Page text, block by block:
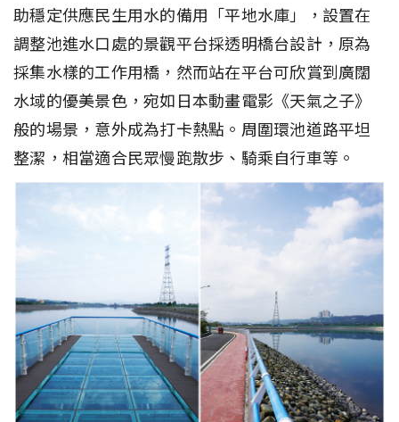
助穩定供應民生用水的備用「平地水庫」，設置在
調整池進水口處的景觀平台採透明橋台設計，原為
採集水樣的工作用橋，然而站在平台可欣賞到廣闊
水域的優美景色，宛如日本動畫電影《天氣之子》
般的場景，意外成為打卡熱點。周圍環池道路平坦
整潔，相當適合民眾慢跑散步、騎乘自行車等。